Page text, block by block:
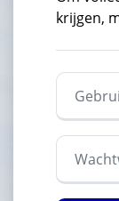
krijgen,